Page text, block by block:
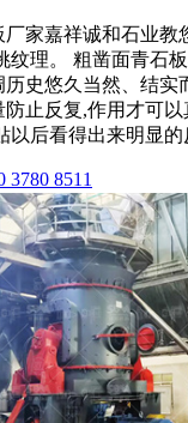
厂家嘉祥诚和石业教
纹理。 粗凿面青石
史悠久当然、结实
防止反复,作用才可
以后看得出来明显
3780 8511